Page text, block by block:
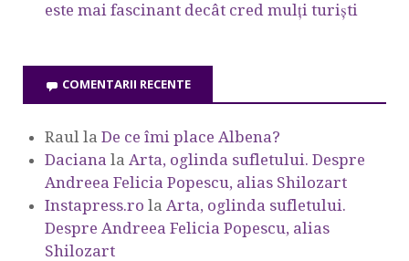
este mai fascinant decât cred mulți turiști
COMENTARII RECENTE
Raul la De ce îmi place Albena?
Daciana la Arta, oglinda sufletului. Despre
Andreea Felicia Popescu, alias Shilozart
Instapress.ro la Arta, oglinda sufletului.
Despre Andreea Felicia Popescu, alias
Shilozart